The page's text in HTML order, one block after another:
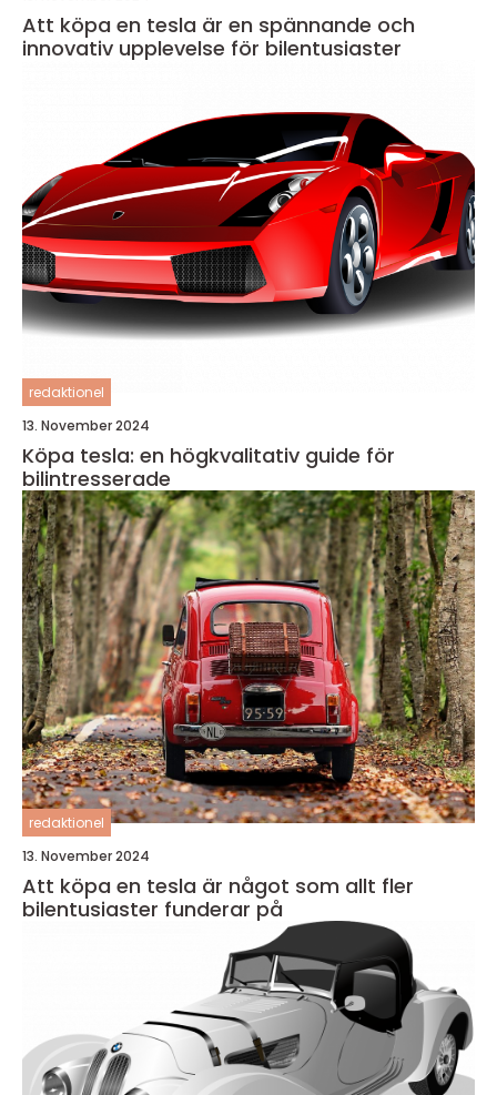
Att köpa en tesla är en spännande och
innovativ upplevelse för bilentusiaster
redaktionel
13. November 2024
Köpa tesla: en högkvalitativ guide för
bilintresserade
redaktionel
13. November 2024
Att köpa en tesla är något som allt fler
bilentusiaster funderar på